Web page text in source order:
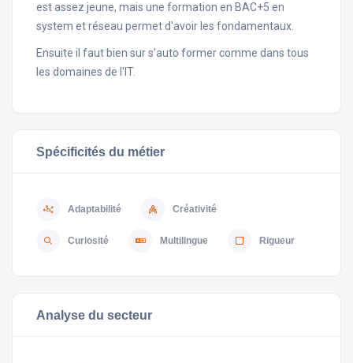
est assez jeune, mais une formation en BAC+5 en
system et réseau permet d'avoir les fondamentaux.
Ensuite il faut bien sur s'auto former comme dans tous
les domaines de l'IT.
Spécificités du métier
Adaptabilité Créativité
Curiosité Multilingue Rigueur
Analyse du secteur